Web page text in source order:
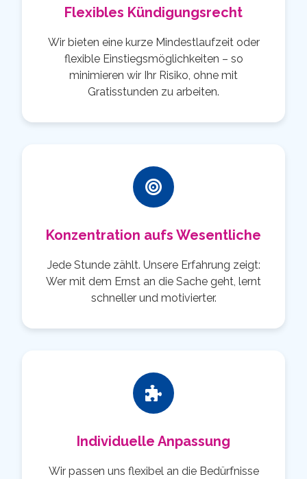
Flexibles Kündigungsrecht
Wir bieten eine kurze Mindestlaufzeit oder
flexible Einstiegsmöglichkeiten – so
minimieren wir Ihr Risiko, ohne mit
Gratisstunden zu arbeiten.
Konzentration aufs Wesentliche
Jede Stunde zählt. Unsere Erfahrung zeigt:
Wer mit dem Ernst an die Sache geht, lernt
schneller und motivierter.
Individuelle Anpassung
Wir passen uns flexibel an die Bedürfnisse